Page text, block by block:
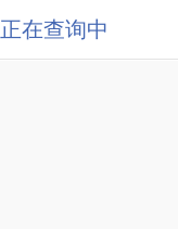
正在查询中